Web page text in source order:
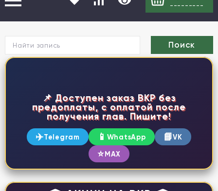
---------
📌 Доступен заказ ВКР без
предоплаты, с оплатой после
получения глав. Пишите!
✈️Telegram 📱 WhatsApp 📘VK
⭐MAX